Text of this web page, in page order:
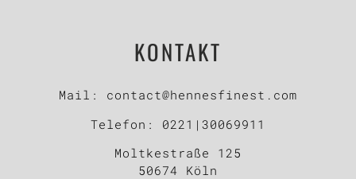
KONTAKT
Mail: contact@hennesfinest.com
Telefon: 0221|30069911
Moltkestraße 125
50674 Köln